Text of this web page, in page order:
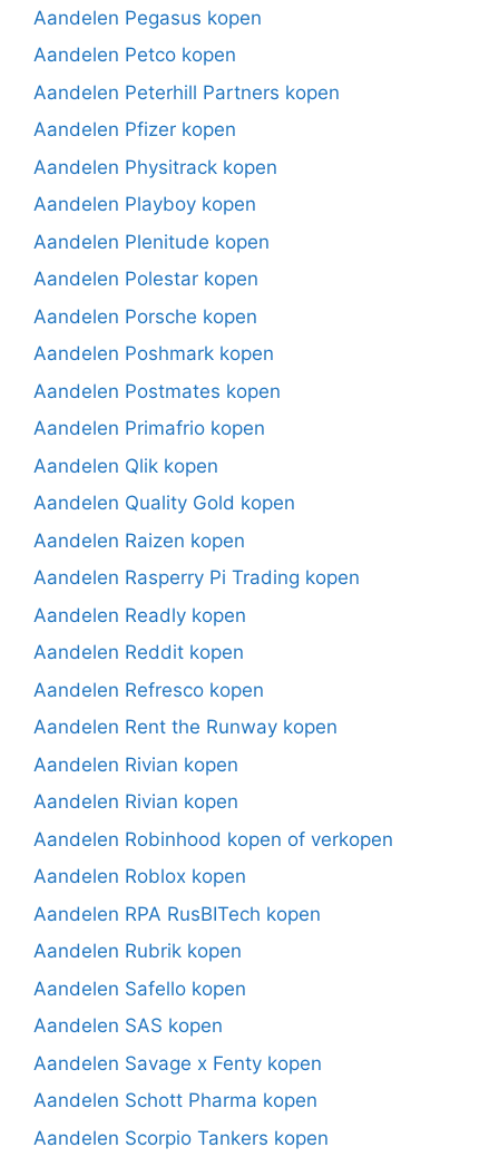
Aandelen Pegasus kopen
Aandelen Petco kopen
Aandelen Peterhill Partners kopen
Aandelen Pfizer kopen
Aandelen Physitrack kopen
Aandelen Playboy kopen
Aandelen Plenitude kopen
Aandelen Polestar kopen
Aandelen Porsche kopen
Aandelen Poshmark kopen
Aandelen Postmates kopen
Aandelen Primafrio kopen
Aandelen Qlik kopen
Aandelen Quality Gold kopen
Aandelen Raizen kopen
Aandelen Rasperry Pi Trading kopen
Aandelen Readly kopen
Aandelen Reddit kopen
Aandelen Refresco kopen
Aandelen Rent the Runway kopen
Aandelen Rivian kopen
Aandelen Rivian kopen
Aandelen Robinhood kopen of verkopen
Aandelen Roblox kopen
Aandelen RPA RusBITech kopen
Aandelen Rubrik kopen
Aandelen Safello kopen
Aandelen SAS kopen
Aandelen Savage x Fenty kopen
Aandelen Schott Pharma kopen
Aandelen Scorpio Tankers kopen